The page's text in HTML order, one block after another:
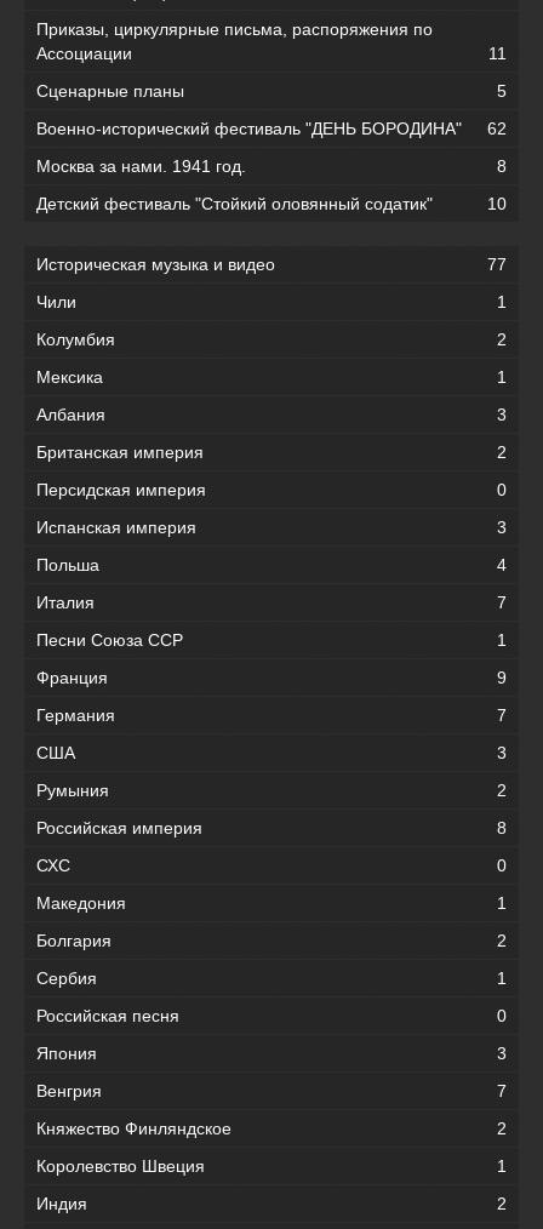
Приказы, циркулярные письма, распоряжения по
Ассоциации
11
Сценарные планы
5
Военно-исторический фестиваль "ДЕНЬ БОРОДИНА"
62
Москва за нами. 1941 год.
8
Детский фестиваль "Стойкий оловянный содатик"
10
Историческая музыка и видео
77
Чили
1
Колумбия
2
Мексика
1
Албания
3
Британская империя
2
Персидская империя
0
Испанская империя
3
Польша
4
Италия
7
Песни Союза ССР
1
Франция
9
Германия
7
США
3
Румыния
2
Российская империя
8
СХС
0
Македония
1
Болгария
2
Сербия
1
Российская песня
0
Япония
3
Венгрия
7
Княжество Финляндское
2
Королевство Швеция
1
Индия
2